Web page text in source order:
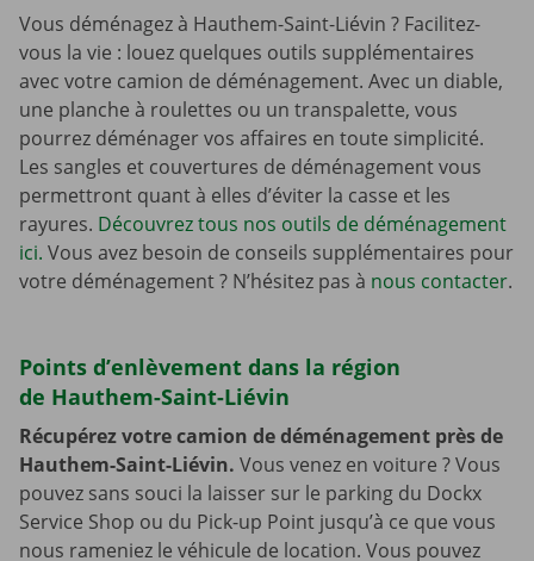
Vous déménagez à Hauthem-Saint-Liévin ? Facilitez-
vous la vie : louez quelques outils supplémentaires
avec votre camion de déménagement. Avec un diable,
une planche à roulettes ou un transpalette, vous
pourrez déménager vos affaires en toute simplicité.
Les sangles et couvertures de déménagement vous
permettront quant à elles d’éviter la casse et les
rayures. Découvrez tous nos outils de déménagement
ici. Vous avez besoin de conseils supplémentaires pour
votre déménagement ? N’hésitez pas à nous contacter.
Points d’enlèvement dans la région
de Hauthem-Saint-Liévin
Récupérez votre camion de déménagement près de
Hauthem-Saint-Liévin. Vous venez en voiture ? Vous
pouvez sans souci la laisser sur le parking du Dockx
Service Shop ou du Pick-up Point jusqu’à ce que vous
nous rameniez le véhicule de location. Vous pouvez